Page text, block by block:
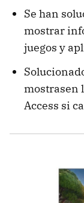
Se han
mostrar
juegos y
mostrasen
Access si